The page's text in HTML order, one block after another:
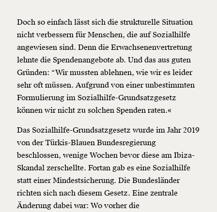
Doch so einfach lässt sich die strukturelle Situation
nicht verbessern für Menschen, die auf Sozialhilfe
angewiesen sind. Denn die Erwachsenenvertretung
lehnte die Spendenangebote ab. Und das aus guten
Gründen: “Wir mussten ablehnen, wie wir es leider
sehr oft müssen. Aufgrund von einer unbestimmten
Formulierung im Sozialhilfe-Grundsatzgesetz
können wir nicht zu solchen Spenden raten.«
Das Sozialhilfe-Grundsatzgesetz wurde im Jahr 2019
von der Türkis-Blauen Bundesregierung
beschlossen, wenige Wochen bevor diese am Ibiza-
Skandal zerschellte. Fortan gab es eine Sozialhilfe
statt einer Mindestsicherung. Die Bundesländer
richten sich nach diesem Gesetz. Eine zentrale
Änderung dabei war: Wo vorher die